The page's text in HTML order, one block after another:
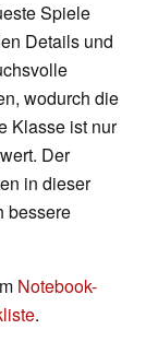
Spiele
Details und
wodurch die
Klasse ist nur
Der
in dieser
bessere
Notebook-
.